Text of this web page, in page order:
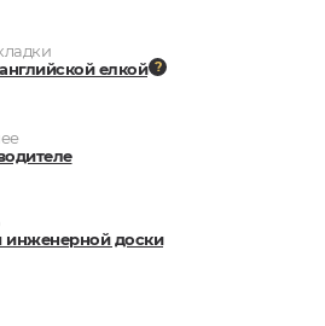
елкой
инженерной доски